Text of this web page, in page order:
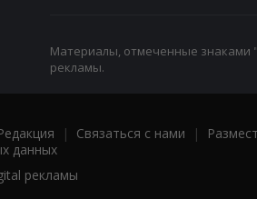
Материалы, отмеченные знаками
рекламы.
| Связаться с нами |
данных
рекламы